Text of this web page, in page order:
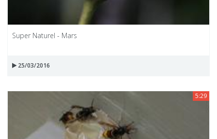
Super Naturel - Mars
25/03/2016
5:29